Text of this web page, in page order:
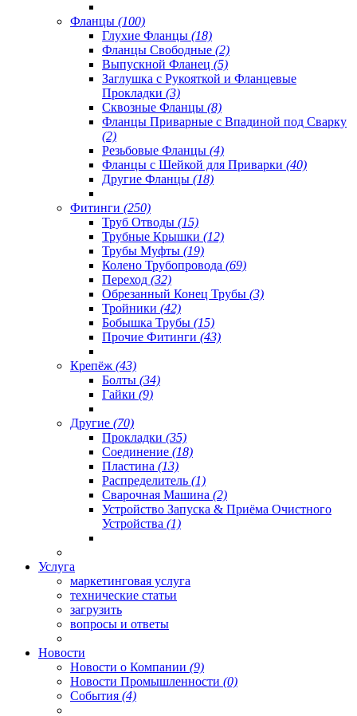
Фланцы (100)
Глухие Фланцы (18)
Фланцы Свободные (2)
Выпускной Фланец (5)
Заглушка с Рукояткой и Фланцевые
Прокладки (3)
Сквозные Фланцы (8)
Фланцы Приварные с Впадиной под Сварку
(2)
Резьбовые Фланцы (4)
Фланцы с Шейкой для Приварки (40)
Другие Фланцы (18)
Фитинги (250)
Труб Отводы (15)
Трубные Крышки (12)
Трубы Муфты (19)
Колено Трубопровода (69)
Переход (32)
Обрезанный Конец Трубы (3)
Тройники (42)
Бобышка Трубы (15)
Прочие Фитинги (43)
Крепёж (43)
Болты (34)
Гайки (9)
Другие (70)
Прокладки (35)
Соединение (18)
Пластина (13)
Распределитель (1)
Сварочная Машина (2)
Устройство Запуска & Приёма Очистного
Устройства (1)
Услуга
маркетинговая услуга
технические статьи
загрузить
вопросы и ответы
Новости
Новости о Компании (9)
Новости Промышленности (0)
События (4)